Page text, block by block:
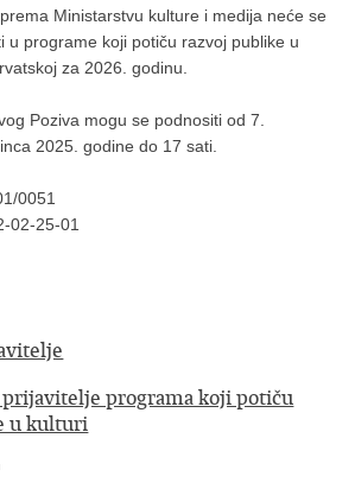
Ministarstvu kulture i medija neće se
u programe koji potiču razvoj publike u
za 2026. godinu.
Poziva mogu se podnositi od 7.
2025. godine do 17 sati.
0051
02-25-01
prijavitelje programa koji potiču
u kulturi